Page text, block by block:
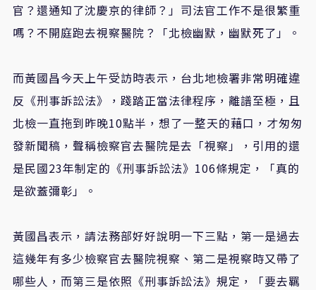
官？還通知了沈慶京的律師？」司法官工作不是很繁重
嗎？不開庭跑去視察醫院？「北檢幽默，幽默死了」。
而黃國昌今天上午受訪時表示，台北地檢署非常明確違
反《刑事訴訟法》，踐踏正當法律程序，離譜至極，且
北檢一直拖到昨晚10點半，想了一整天的藉口，才匆匆
發新聞稿，聲稱檢察官去醫院是去「視察」，引用的還
是民國23年制定的《刑事訴訟法》106條規定，「真的
是欲蓋彌彰」。
黃國昌表示，請法務部好好說明一下三點，第一是過去
這幾年有多少檢察官去醫院視察、第二是視察時又帶了
哪些人，而第三是依照《刑事訴訟法》規定，「要去羈